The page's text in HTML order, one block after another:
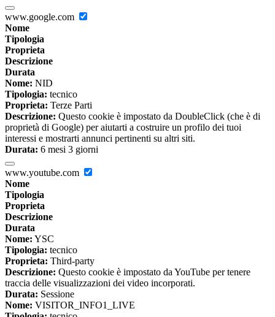
www.google.com
Nome
Tipologia
Proprieta
Descrizione
Durata
Nome: NID
Tipologia: tecnico
Proprieta: Terze Parti
Descrizione: Questo cookie è impostato da DoubleClick (che è di
proprietà di Google) per aiutarti a costruire un profilo dei tuoi
interessi e mostrarti annunci pertinenti su altri siti.
Durata: 6 mesi 3 giorni
www.youtube.com
Nome
Tipologia
Proprieta
Descrizione
Durata
Nome: YSC
Tipologia: tecnico
Proprieta: Third-party
Descrizione: Questo cookie è impostato da YouTube per tenere
traccia delle visualizzazioni dei video incorporati.
Durata: Sessione
Nome: VISITOR_INFO1_LIVE